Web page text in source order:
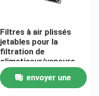
Filtres à air plissés
jetables pour la
filtration de
climatiseur/vapeurs
de soudure
envoyer une